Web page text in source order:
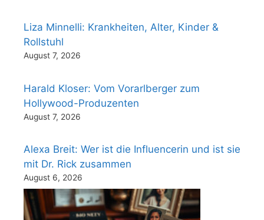
Liza Minnelli: Krankheiten, Alter, Kinder &
Rollstuhl
August 7, 2026
Harald Kloser: Vom Vorarlberger zum
Hollywood-Produzenten
August 7, 2026
Alexa Breit: Wer ist die Influencerin und ist sie
mit Dr. Rick zusammen
August 6, 2026